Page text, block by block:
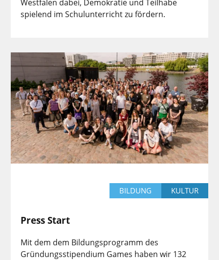
Westfalen dabei, Demokratie und Teilhabe
spielend im Schulunterricht zu fördern.
BILDUNG KULTUR
Press Start
Mit dem dem Bildungsprogramm des
Gründungsstipendium Games haben wir 132